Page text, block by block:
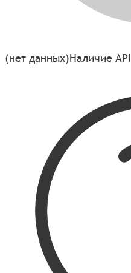
(нет данных)Наличие API